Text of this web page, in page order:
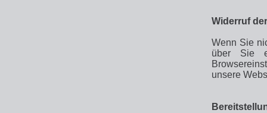
Widerruf
Wenn Sie
über Sie
unsere